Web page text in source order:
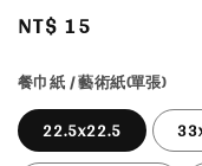
Regular
NT$ 15
餐巾紙 / 藝術紙(單張)
22.5x22.5